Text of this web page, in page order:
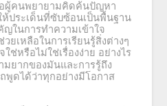
ผู้คนพยายามคิดค้นปัญหา
ห้ประเด็นที่ซับซ้อนเป็นพื้นฐาน
ในการทำความเข้าใจ
ยเหลือในการเรียนรู้สิ่งต่างๆ
ใช่หรือไม่ใช่เรื่องง่าย อย่างไร
ยากของมันและการรู้ถึง
พูดได้ว่าทุกอย่างมีโอกาส